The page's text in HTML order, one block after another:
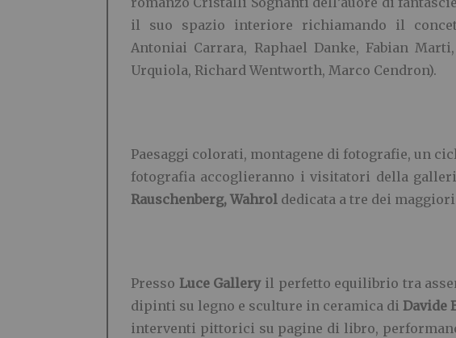
il suo spazio interiore richiamando il
Antoniai Carrara, Raphael Danke, Fabian
Urquiola, Richard Wentworth, Marco Cendron).
Paesaggi colorati, montagene di fotografie, un
fotografia accoglieranno i visitatori della
Rauschenberg, Wahrol dedicata a tre dei
Presso Luce Galleryil perfetto equilibrio tra
dipinti su legno e sculture in ceramica di Davide
interventi pittorici su pagine di libro,